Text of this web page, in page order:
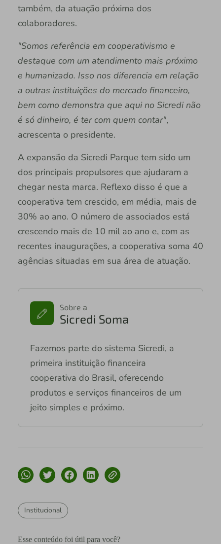
também, da atuação próxima dos
colaboradores.
"Somos referência em cooperativismo e
destaque com um atendimento mais próximo
e humanizado. Isso nos diferencia em relação
a outras instituições do mercado financeiro,
bem como demonstra que aqui no Sicredi não
é só dinheiro, é ter com quem contar",
acrescenta o presidente.
A expansão da Sicredi Parque tem sido um
dos principais propulsores que ajudaram a
chegar nesta marca. Reflexo disso é que a
cooperativa tem crescido, em média, mais de
30% ao ano. O número de associados está
crescendo mais de 10 mil ao ano e, com as
recentes inaugurações, a cooperativa soma 40
agências situadas em sua área de atuação.
Sobre a
Sicredi Soma
Fazemos parte do sistema Sicredi, a
primeira instituição financeira
cooperativa do Brasil, oferecendo
produtos e serviços financeiros de um
jeito simples e próximo.
Institucional
Esse conteúdo foi útil para você?